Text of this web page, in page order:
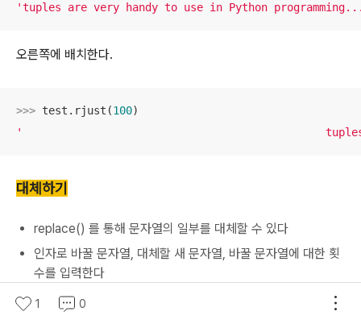
'tuples are very handy to use in Python
오른쪽에 배치한다.
>>> test.rjust(100
'                                               tuples are
대체하기
replace() 를 통해 문자열의 일부를 대체할 수 있다
인자로 바꿀 문자열, 대체할 새 문자열, 바꿀 문자열에 대한 횟
수를 입력한다
마지막 인자 횟수를 생략하면 첫 번째 인스턴스만 바꾼다
1 0